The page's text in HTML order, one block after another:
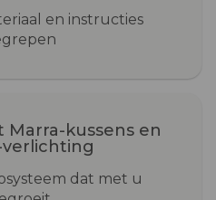
en instructies
kussens en
dat met u